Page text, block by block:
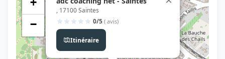
, 17100 Saintes
0/5 ( avis)
Itinéraire
−